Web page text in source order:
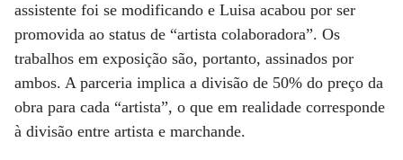
assistente foi se modificando e Luisa acabou por ser
promovida ao status de “artista colaboradora”. Os
trabalhos em exposição são, portanto, assinados por
ambos. A parceria implica a divisão de 50% do preço da
obra para cada “artista”, o que em realidade corresponde
à divisão entre artista e marchande.